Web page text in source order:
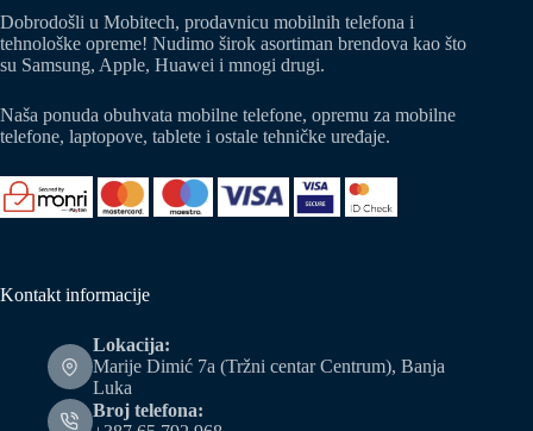
Dobrodošli u Mobitech, prodavnicu mobilnih telefona i
tehnološke opreme! Nudimo širok asortiman brendova kao što
su Samsung, Apple, Huawei i mnogi drugi.
Naša ponuda obuhvata mobilne telefone, opremu za mobilne
telefone, laptopove, tablete i ostale tehničke uređaje.
Kontakt informacije
Lokacija:
Marije Dimić 7a (Tržni centar Centrum), Banja
Luka
Broj telefona: